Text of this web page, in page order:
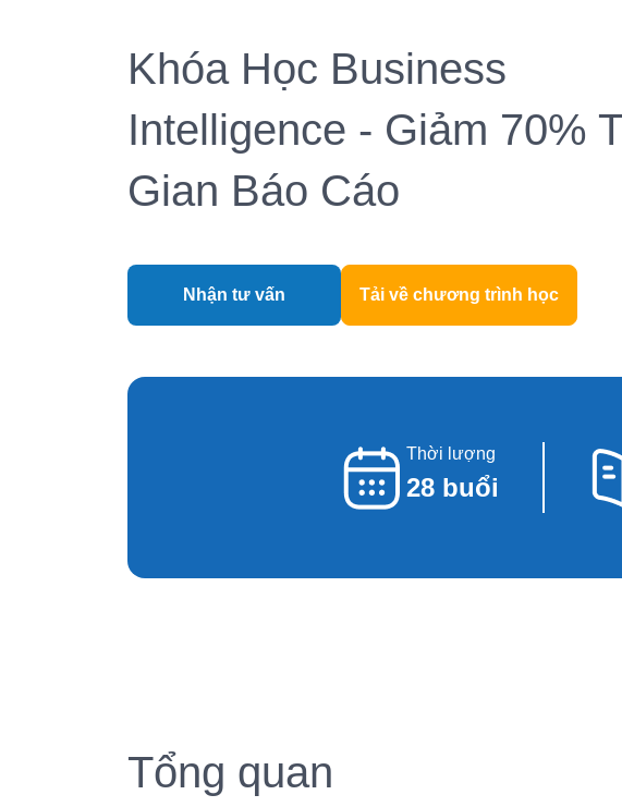
Khóa Học Business
Intelligence - Giảm 70%
Gian Báo Cáo
Nhận tư vấn Tải về chương trình học
Thời lượng
28 buổi
Tổng quan